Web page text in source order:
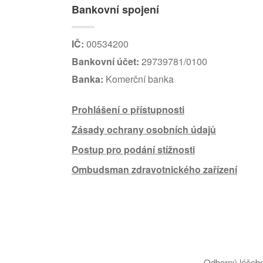
Bankovní spojení
IČ: 00534200
Bankovní účet: 29739781/0100
Banka: Komerční banka
Prohlášení o přístupnosti
Zásady ochrany osobních údajů
Postup pro podání stížnosti
Ombudsman zdravotnického zařízení